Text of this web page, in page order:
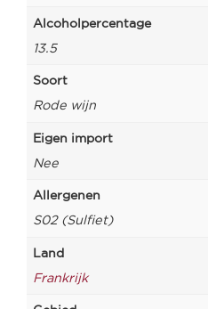
Alcoholpercentage
13.5
Soort
Rode wijn
Eigen import
Nee
Allergenen
S02 (Sulfiet)
Land
Frankrijk